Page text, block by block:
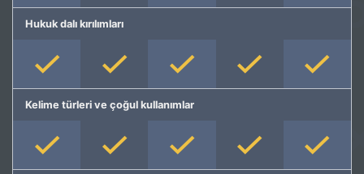
Hukuk dalı kırılımları
Kelime türleri ve çoğul kullanımlar